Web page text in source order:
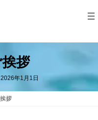
拶
最
新
日
2026年1月1日
拶